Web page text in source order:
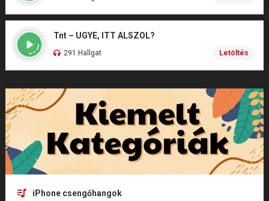
Tnt – UGYE, ITT ALSZOL?
291 Hallgat Letöltés
iPhone csengőhangok